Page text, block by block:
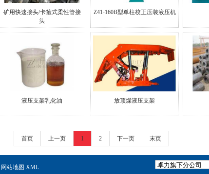
矿用快速接头/卡箍式柔性管接
头
Z41-160B型单柱校正压装液压机
液压支架乳化油 放顶煤液压支架
首页 上一页 1 2 下一页 末页
网站地图 XML